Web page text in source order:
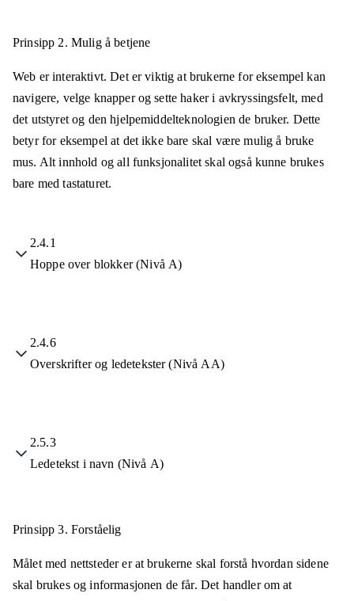
Prinsipp 2. Mulig å betjene
Web er interaktivt. Det er viktig at brukerne for eksempel kan
navigere, velge knapper og sette haker i avkryssingsfelt, med
det utstyret og den hjelpemiddelteknologien de bruker. Dette
betyr for eksempel at det ikke bare skal være mulig å bruke
mus. Alt innhold og all funksjonalitet skal også kunne brukes
bare med tastaturet.
2.4.1
Hoppe over blokker (Nivå A)
2.4.6
Overskrifter og ledetekster (Nivå AA)
2.5.3
Ledetekst i navn (Nivå A)
Prinsipp 3. Forståelig
Målet med nettsteder er at brukerne skal forstå hvordan sidene
skal brukes og informasjonen de får. Det handler om at